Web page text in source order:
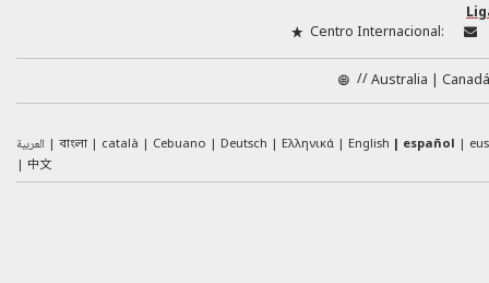
Centro Internacional:
//Australia Canadá
العربية বাংলা català Cebuano Deutsch Ελληνικά English español
中文